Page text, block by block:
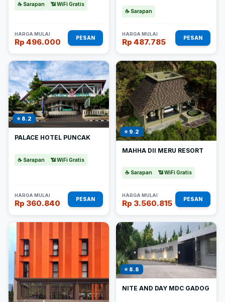
☕ Sarapan 📶 WiFi Gratis
HARGA MULAI
Rp 496.000 PESAN
☕ Sarapan
HARGA MULAI
Rp 487.785 PESAN
⭐ 8.2
PALACE HOTEL PUNCAK
☕ Sarapan 📶 WiFi Gratis
HARGA MULAI
Rp 360.840 PESAN
⭐ 9.2
MAHHA DII MERU RESORT
☕ Sarapan 📶 WiFi Gratis
HARGA MULAI
Rp 3.560.815 PESAN
⭐ 8.8
NITE AND DAY MDC GADOG